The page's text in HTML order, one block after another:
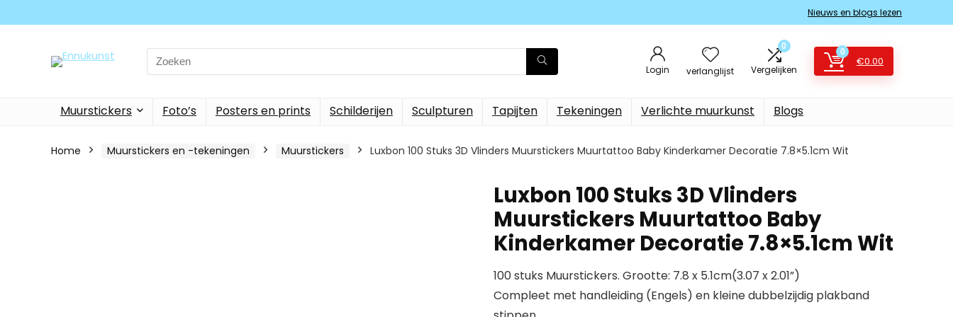
Nieuws en blogs lezen
Search
for:
Login verlanglijst
0
Vergelijken
0
€0.00
Muurstickers Foto’s Posters en prints Schilderijen Sculpturen Tapijten Tekeningen Verlichte muurkunst Blogs
Home Muurstickers en -tekeningen Muurstickers Luxbon 100 Stuks 3D Vlinders Muurstickers Muurtattoo Baby Kinderkamer Decoratie 7.8×5.1cm Wit
Luxbon 100 Stuks 3D Vlinders
Muurstickers Muurtattoo Baby
Kinderkamer Decoratie 7.8×5.1cm Wit
100 stuks Muurstickers. Grootte: 7.8 x 5.1cm(3.07 x 2.01”)
Compleet met handleiding (Engels) en kleine dubbelzijdig plakband